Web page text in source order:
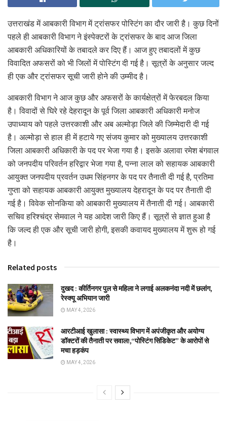
उत्तराखंड में आबकारी विभाग में ट्रांसफर पोस्टिंग का दौर जारी है। कुछ दिनों
पहले ही आबकारी विभाग ने इंस्पेक्टरों के ट्रांसफर के बाद आज जिला
आबकारी अधिकारियों के तबादले कर दिए हैं। आज हुए तबादलों में कुछ
विवादित अफसरों को भी जिलों में पोस्टिंग दी गई है। सूत्रों के अनुसार जल्द
ही एक और ट्रांसफर सूची जारी होने की उम्मीद है।
आबकारी विभाग ने आज कुछ और अफसरों के कार्यक्षेत्रों में फेरबदल किया
है। विवादों से घिरे रहे देहरादून के पूर्व जिला आबकारी अधिकारी मनोज
उपाध्याय को पहले उत्तरकाशी और अब अल्मोड़ा जिले की जिम्मेदारी दी गई
है। अल्मोड़ा से हाल ही में हटाये गए संजय कुमार को मुख्यालय उत्तरकाशी
जिला आबकारी अधिकारी के पद पर भेजा गया है। इसके अलावा रमेश बंगवाल
को जनपदीय परिवर्तन हरिद्वार भेजा गया है, पन्ना लाल को सहायक आबकारी
आयुक्त जनपदीय प्रवर्तन उधम सिंहनगर के पद पर तैनाती दी गई है, प्रतिमा
गुप्ता को सहायक आबकारी आयुक्त मुख्यालय देहरादून के पद पर तैनाती दी
गई है। विवेक सोनकिया को आबकारी मुख्यालय में तैनाती दी गई। आबकारी
सचिव हरिश्चंद्र सेमवाल ने यह आदेश जारी किए हैं। सूत्रों से ज्ञात हुआ है
कि जल्द ही एक और सूची जारी होगी, इसकी कवायद मुख्यालय में शुरू हो गई
है।
Related posts
दुखद : कीर्तिनगर पुल से महिला ने लगाई अलकनंदा नदी में छलांग,
रेस्क्यू अभियान जारी
MAY 4, 2026
आरटीआई खुलासा : स्वास्थ्य विभाग में अपंजीकृत और अयोग्य
डॉक्टरों की तैनाती पर सवाल!,“पोस्टिंग सिंडिकेट” के आरोपों से
मचा हड़कंप
MAY 4, 2026